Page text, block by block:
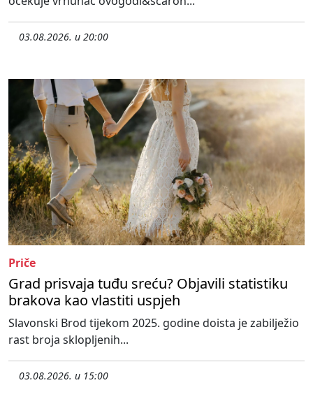
03.08.2026. u 20:00
Priče
Grad prisvaja tuđu sreću? Objavili statistiku
brakova kao vlastiti uspjeh
Slavonski Brod tijekom 2025. godine doista je zabilježio
rast broja sklopljenih...
03.08.2026. u 15:00